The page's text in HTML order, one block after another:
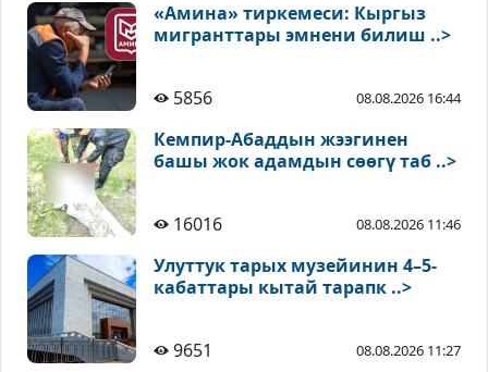
«Амина» тиркемеси: Кыргыз
мигранттары эмнени билиш ..>
5856 08.08.2026 16:44
Кемпир-Абаддын жээгинен
башы жок адамдын сөөгү таб ..>
16016 08.08.2026 11:46
Улуттук тарых музейинин 4–5-
кабаттары кытай тарапк ..>
9651 08.08.2026 11:27